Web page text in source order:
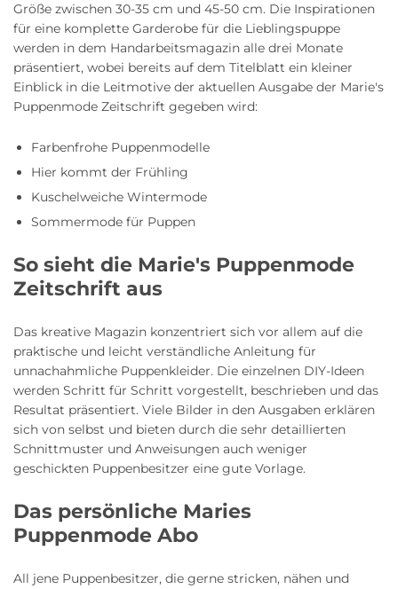
Größe zwischen 30-35 cm und 45-50 cm. Die Inspirationen
für eine komplette Garderobe für die Lieblingspuppe
werden in dem Handarbeitsmagazin alle drei Monate
präsentiert, wobei bereits auf dem Titelblatt ein kleiner
Einblick in die Leitmotive der aktuellen Ausgabe der Marie's
Puppenmode Zeitschrift gegeben wird:
Farbenfrohe Puppenmodelle
Hier kommt der Frühling
Kuschelweiche Wintermode
Sommermode für Puppen
So sieht die Marie's Puppenmode
Zeitschrift aus
Das kreative Magazin konzentriert sich vor allem auf die
praktische und leicht verständliche Anleitung für
unnachahmliche Puppenkleider. Die einzelnen DIY-Ideen
werden Schritt für Schritt vorgestellt, beschrieben und das
Resultat präsentiert. Viele Bilder in den Ausgaben erklären
sich von selbst und bieten durch die sehr detaillierten
Schnittmuster und Anweisungen auch weniger
geschickten Puppenbesitzer eine gute Vorlage.
Das persönliche Maries
Puppenmode Abo
All jene Puppenbesitzer, die gerne stricken, nähen und